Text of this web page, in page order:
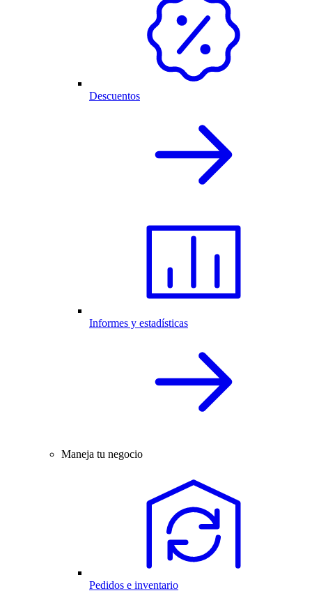
Descuentos
Informes y estadísticas
Maneja tu negocio
Pedidos e inventario